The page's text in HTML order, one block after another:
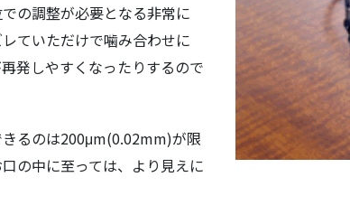
の調整が必要となる非常に
ていただけで噛み合わせに
発しやすくなったりするので
るのは200μm(0.02mm)が限
の中に至っては、より見えに